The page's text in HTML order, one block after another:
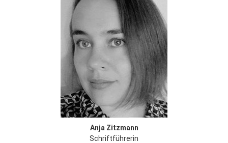
Anja Zitzmann
Schriftführerin